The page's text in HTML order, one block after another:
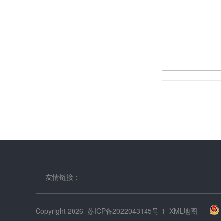
友情链接：
Copyright 2026 苏ICP备2022043145号-1 XML地图